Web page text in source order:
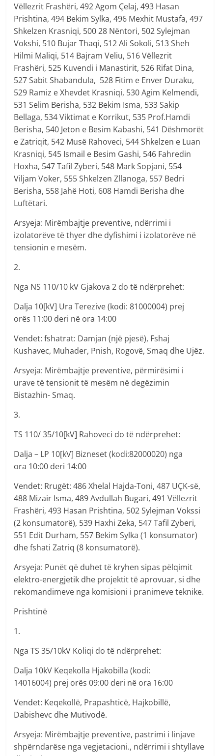
Vëllezrit Frashëri, 492 Agom Çelaj, 493 Hasan
Prishtina, 494 Bekim Sylka, 496 Mexhit Mustafa, 497
Shkelzen Krasniqi, 500 28 Nëntori, 502 Sylejman
Vokshi, 510 Bujar Thaqi, 512 Ali Sokoli, 513 Sheh
Hilmi Maliqi, 514 Bajram Veliu, 516 Vëllezrit
Frashëri, 525 Kuvendi i Manastirit, 526 Rifat Dina,
527 Sabit Shabandula, 528 Fitim e Enver Duraku,
529 Ramiz e Xhevdet Krasniqi, 530 Agim Kelmendi,
531 Selim Berisha, 532 Bekim Isma, 533 Sakip
Bellaga, 534 Viktimat e Korrikut, 535 Prof.Hamdi
Berisha, 540 Jeton e Besim Kabashi, 541 Dëshmorët
e Zatriqit, 542 Musë Rahoveci, 544 Shkelzen e Luan
Krasniqi, 545 Ismail e Besim Gashi, 546 Fahredin
Hoxha, 547 Tafil Zyberi, 548 Mark Sopjani, 554
Viljam Voker, 555 Shkelzen Zllanoga, 557 Bedri
Berisha, 558 Jahë Hoti, 608 Hamdi Berisha dhe
Luftëtari.
Arsyeja: Mirëmbajtje preventive, ndërrimi i
izolatorëve të thyer dhe dyfishimi i izolatorëve në
tensionin e mesëm.
2.
Nga NS 110/10 kV Gjakova 2 do të ndërprehet:
Dalja 10[kV] Ura Terezive (kodi: 81000004) prej
orës 11:00 deri në ora 14:00
Vendet: fshatrat: Damjan (një pjesë), Fshaj
Kushavec, Muhader, Pnish, Rogovë, Smaq dhe Ujëz.
Arsyeja: Mirëmbajtje preventive, përmirësimi i
urave të tensionit të mesëm në degëzimin
Bistazhin- Smaq.
3.
TS 110/ 35/10[kV] Rahoveci do të ndërprehet:
Dalja – LP 10[kV] Bizneset (kodi:82000020) nga
ora 10:00 deri 14:00
Vendet: Rrugët: 486 Xhelal Hajda-Toni, 487 UÇK-së,
488 Mizair Isma, 489 Avdullah Bugari, 491 Vëllezrit
Frashëri, 493 Hasan Prishtina, 502 Sylejman Vokssi
(2 konsumatorë), 539 Haxhi Zeka, 547 Tafil Zyberi,
551 Edit Durham, 557 Bekim Sylka (1 konsumator)
dhe fshati Zatriq (8 konsumatorë).
Arsyeja: Punët që duhet të kryhen sipas pëlqimit
elektro-energjetik dhe projektit të aprovuar, si dhe
rekomandimeve nga komisioni i pranimeve teknike.
Prishtinë
1.
Nga TS 35/10kV Koliqi do të ndërprehet:
Dalja 10kV Keqekolla Hjakobilla (kodi:
14016004) prej orës 09:00 deri në ora 16:00
Vendet: Keqekollë, Prapashticë, Hajkobillë,
Dabishevc dhe Mutivodë.
Arsyeja: Mirëmbajtje preventive, pastrimi i linjave
shpërndarëse nga vegjetacioni., ndërrimi i shtyllave